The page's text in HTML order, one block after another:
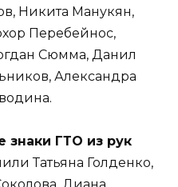
Никита Манукян,
Перебейнос,
Сюмма, Данил
Александра
знаки ГТО из рук
Татьяна Голденко,